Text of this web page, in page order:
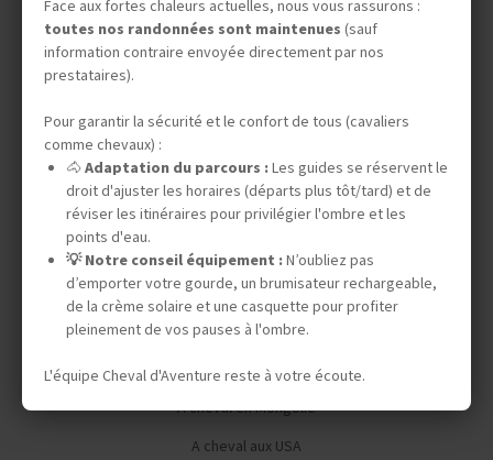
Le Mag des Cavaliers Voyageurs
La newsletter de Cheval d'Aventure
Prendre sa licence FFE
Offrir une carte cadeau Cheval d'Aventure
Nos partenaires
Nos voyages équestres autour du monde
A cheval au Botswana
A cheval en Mongolie
A cheval aux USA
Face aux fortes chaleurs actuelles, nous vous rassurons :
toutes nos randonnées sont maintenues (sauf
information contraire envoyée directement par nos
prestataires).
Pour garantir la sécurité et le confort de tous (cavaliers
comme chevaux) :
🐴 Adaptation du parcours :Les guides se réservent le
droit d'ajuster les horaires (départs plus tôt/tard) et de
réviser les itinéraires pour privilégier l'ombre et les
points d'eau.
💡 Notre conseil équipement :N’oubliez pas
d’emporter votre gourde, un brumisateur rechargeable,
de la crème solaire et une casquette pour profiter
pleinement de vos pauses à l'ombre.
L'équipe Cheval d'Aventure reste à votre écoute.